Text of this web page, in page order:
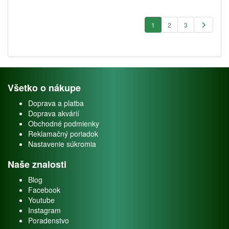
1 2 3
Všetko o nákupe
Doprava a platba
Doprava akvárií
Obchodné podmienky
Reklamačný poriadok
Nastavenie súkromia
Naše znalosti
Blog
Facebook
Youtube
Instagram
Poradenstvo